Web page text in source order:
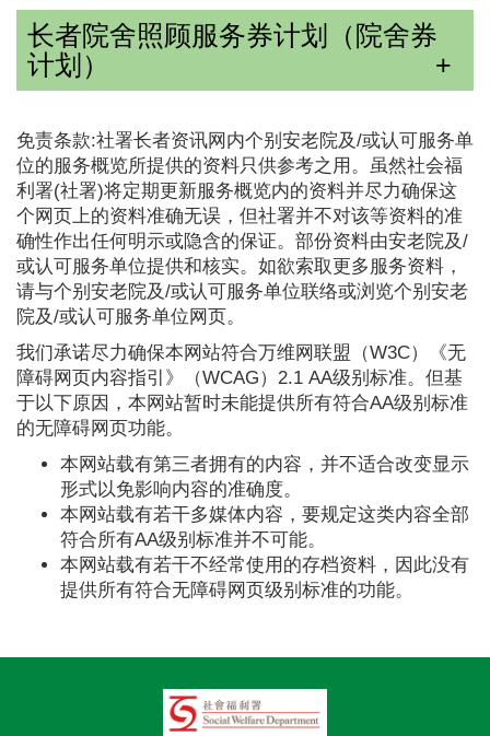
长者院舍照顾服务券计划（院舍券
计划）
免责条款:社署长者资讯网内个别安老院及/或认可服务单
位的服务概览所提供的资料只供参考之用。虽然社会福
利署(社署)将定期更新服务概览内的资料并尽力确保这
个网页上的资料准确无误，但社署并不对该等资料的准
确性作出任何明示或隐含的保证。部份资料由安老院及/
或认可服务单位提供和核实。如欲索取更多服务资料，
请与个别安老院及/或认可服务单位联络或浏览个别安老
院及/或认可服务单位网页。
我们承诺尽力确保本网站符合万维网联盟（W3C）《无
障碍网页内容指引》（WCAG）2.1 AA级别标准。但基
于以下原因，本网站暂时未能提供所有符合AA级别标准
的无障碍网页功能。
本网站载有第三者拥有的内容，并不适合改变显示
形式以免影响内容的准确度。
本网站载有若干多媒体内容，要规定这类内容全部
符合所有AA级别标准并不可能。
本网站载有若干不经常使用的存档资料，因此没有
提供所有符合无障碍网页级别标准的功能。